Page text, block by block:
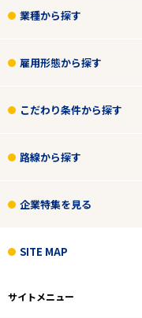
業種から探す
雇用形態から探す
こだわり条件から探す
路線から探す
企業特集を見る
SITE MAP
サイトメニュー